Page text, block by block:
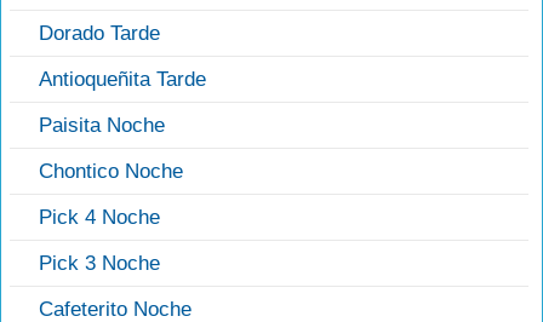
Dorado Tarde
Antioqueñita Tarde
Paisita Noche
Chontico Noche
Pick 4 Noche
Pick 3 Noche
Cafeterito Noche